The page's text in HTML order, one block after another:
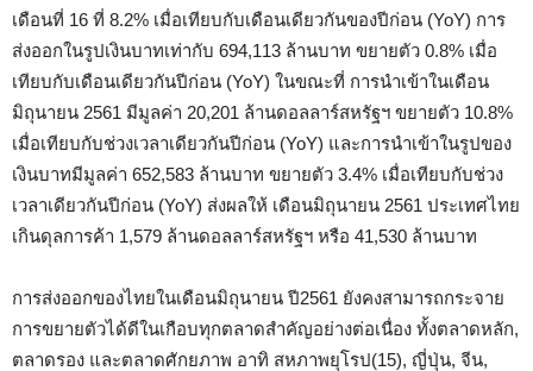
เดือนที่ 16 ที่ 8.2% เมื่อเทียบกับเดือนเดียวกันของปีก่อน (YoY) การ
ส่งออกในรูปเงินบาทเท่ากับ 694,113 ล้านบาท ขยายตัว 0.8% เมื่อ
เทียบกับเดือนเดียวกันปีก่อน (YoY) ในขณะที่ การนำเข้าในเดือน
มิถุนายน 2561 มีมูลค่า 20,201 ล้านดอลลาร์สหรัฐฯ ขยายตัว 10.8%
เมื่อเทียบกับช่วงเวลาเดียวกันปีก่อน (YoY) และการนำเข้าในรูปของ
เงินบาทมีมูลค่า 652,583 ล้านบาท ขยายตัว 3.4% เมื่อเทียบกับช่วง
เวลาเดียวกันปีก่อน (YoY) ส่งผลให้ เดือนมิถุนายน 2561 ประเทศไทย
เกินดุลการค้า 1,579 ล้านดอลลาร์สหรัฐฯ หรือ 41,530 ล้านบาท
การส่งออกของไทยในเดือนมิถุนายน ปี2561 ยังคงสามารถกระจาย
การขยายตัวได้ดีในเกือบทุกตลาดสำคัญอย่างต่อเนื่อง ทั้งตลาดหลัก,
ตลาดรอง และตลาดศักยภาพ อาทิ สหภาพยุโรป(15), ญี่ปุ่น, จีน,